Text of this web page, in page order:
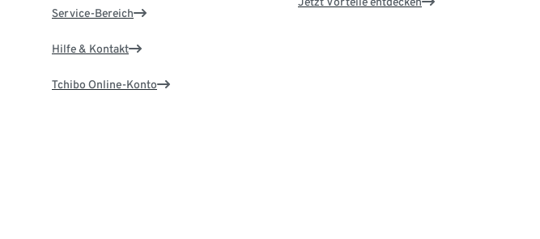
Service-Bereich
Hilfe & Kontakt
Tchibo Online-Konto